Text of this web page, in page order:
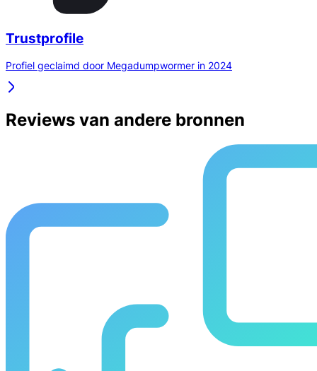
Trustprofile
Profiel geclaimd door Megadumpwormer in 2024
Reviews van andere bronnen